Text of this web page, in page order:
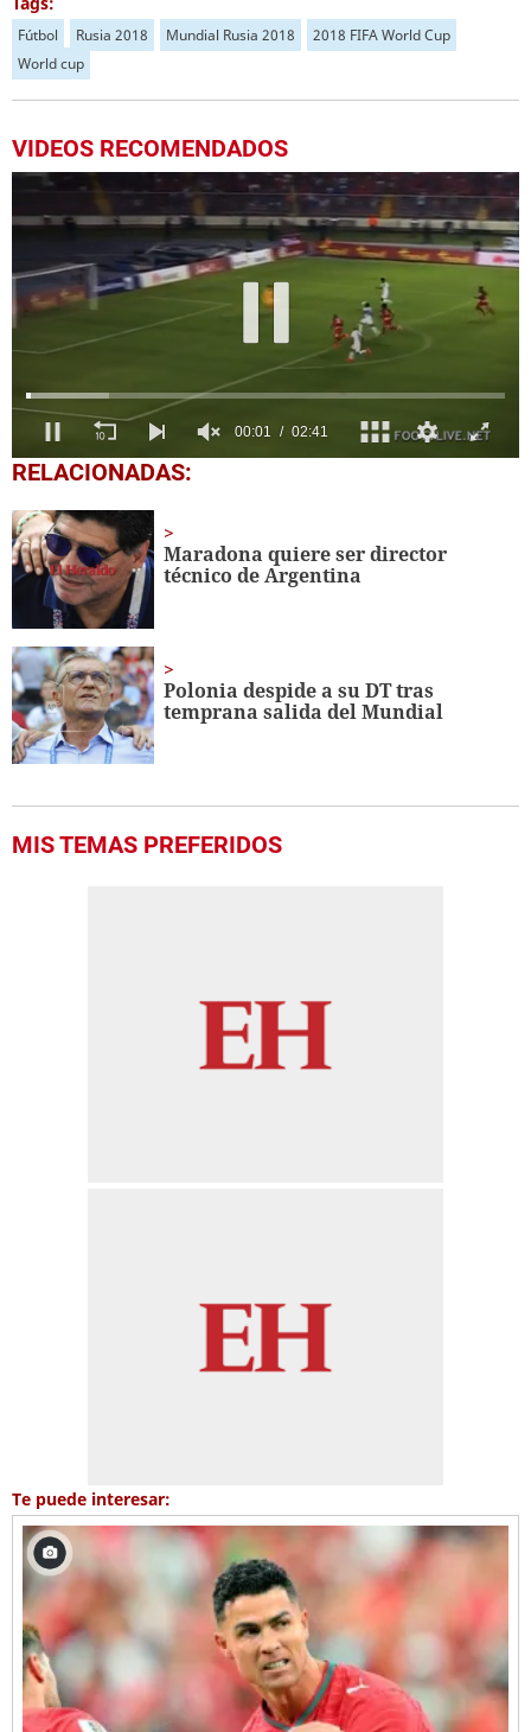
Fútbol Rusia 2018 Mundial Rusia 2018
2018 FIFA World Cup
World cup
VIDEOS RECOMENDADOS
0
seconds
2
minutes,
41
seconds
RELACIONADAS:
Maradona quiere ser director
técnico de Argentina
Polonia despide a su DT tras
temprana salida del Mundial
MIS TEMAS PREFERIDOS
Te puede interesar: